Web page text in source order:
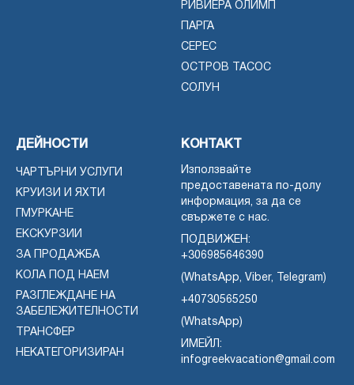
РИВИЕРА ОЛИМП
ПАРГА
СЕРЕС
ОСТРОВ ТАСОС
СОЛУН
ДЕЙНОСТИ
ЧАРТЪРНИ УСЛУГИ
КРУИЗИ И ЯХТИ
ГМУРКАНЕ
ЕКСКУРЗИИ
ЗА ПРОДАЖБА
КОЛА ПОД НАЕМ
РАЗГЛЕЖДАНЕ НА
ЗАБЕЛЕЖИТЕЛНОСТИ
ТРАНСФЕР
НЕКАТЕГОРИЗИРАН
КОНТАКТ
Използвайте
предоставената по-долу
информация, за да се
свържете с нас.
ПОДВИЖЕН:
+306985646390
(WhatsApp, Viber, Telegram)
+40730565250
(WhatsApp)
ИМЕЙЛ:
infogreekvacation@gmail.com